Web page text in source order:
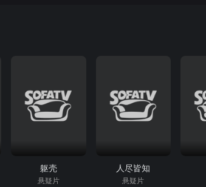
躯壳
悬疑片
人尽皆知
悬疑片